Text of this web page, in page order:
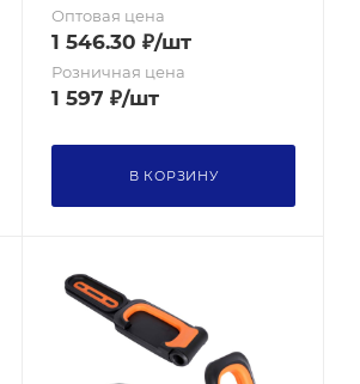
Оптовая цена
1 546.30 ₽/шт
Розничная цена
1 597 ₽/шт
В КОРЗИНУ